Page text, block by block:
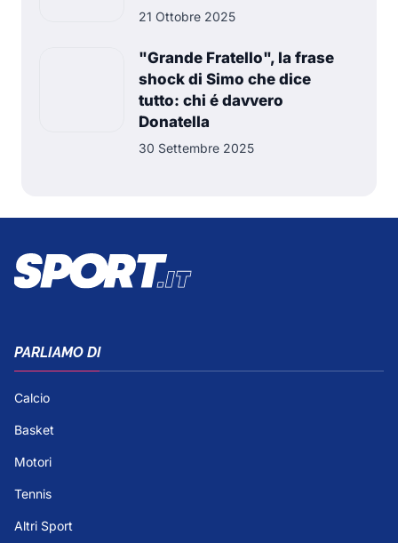
21 Ottobre 2025
"Grande Fratello", la frase
shock di Simo che dice
tutto: chi é davvero
Donatella
30 Settembre 2025
PARLIAMO DI
Calcio
Basket
Motori
Tennis
Altri Sport